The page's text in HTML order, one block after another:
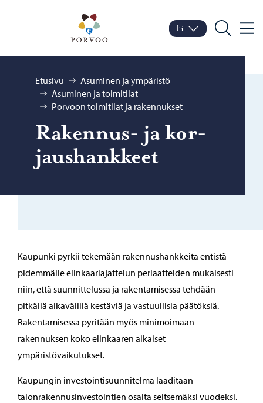
Porvoo – Siirry
Vaihda kieltä
Nykyinen kieli: Suomi
Fi
Hae
Selaa:
Etusivu
Asuminen ja ympäristö
Asuminen ja toimitilat
Porvoon toimitilat ja rakennukset
Rakennus-​ ja kor­
jaus­hank­keet
Kaupunki pyrkii tekemään rakennushankkeita entistä
pidemmälle elinkaariajattelun periaatteiden mukaisesti
niin, että suunnittelussa ja rakentamisessa tehdään
pitkällä aikavälillä kestäviä ja vastuullisia päätöksiä.
Rakentamisessa pyritään myös minimoimaan
rakennuksen koko elinkaaren aikaiset
ympäristövaikutukset.
Kaupungin investointisuunnitelma laaditaan
talonrakennusinvestointien osalta seitsemäksi vuodeksi.